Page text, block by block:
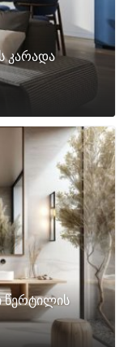
კარადა
წერტილის